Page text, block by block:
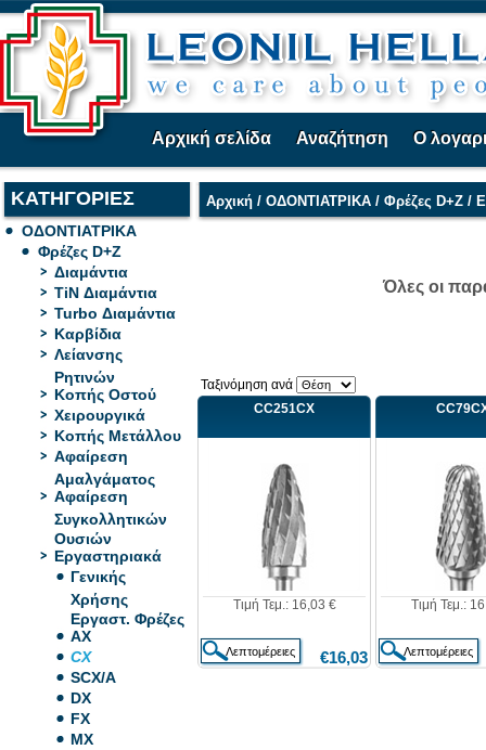
Αρχική σελίδα Αναζήτηση Ο
ΚΑΤΗΓΟΡΙΕΣ
ΟΔΟΝΤΙΑΤΡΙΚΑ
Φρέζες D+Z
Διαμάντια
TiN Διαμάντια
Turbo Διαμάντια
Καρβίδια
Λείανσης
Ρητινών
Κοπής Οστού
Χειρουργικά
Κοπής Μετάλλου
Αφαίρεση
Αμαλγάματος
Αφαίρεση
Συγκολλητικών
Ουσιών
Εργαστηριακά
Γενικής
Χρήσης
Εργαστ. Φρέζες
AX
CX
SCX/A
DX
FX
MX
Αρχική / ΟΔΟΝΤΙΑΤΡΙΚΑ / Φρέζες D+Z /
Όλες οι
Ταξινόμηση ανά
CC251CX
Τιμή Τεμ.: 16,03 €
€16,03
Τιμή Τεμ.: